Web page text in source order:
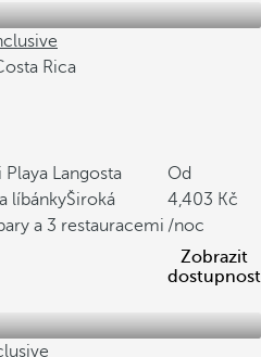
Rica
Langosta
líbánkyŠiroká
a 3 restauracemi
Od
4,403
/noc
Zobrazit
dostupnost